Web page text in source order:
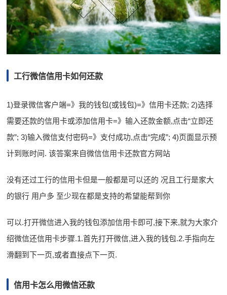
工行微信信用卡如何还款
1)登录微信客户端=》我的钱包(或钱包)=》信用卡还款; 2)选择
需要还款的信用卡或添加信用卡=》输入还款金额,点击“立即还
款”; 3)输入微信支付密码=》支付成功,点击“完成”; 4)页面显示预
计到账时间. 该答案来自微信信用卡还款官方网站
没有还过工行的信用卡但是一般都是可以还的 况且工行是家大
的银行 用户多 至少现在都是支持的希望能帮到你
可以.打开微信进入我的钱包添加信用卡即可,接下来,就为大家介
绍微信还信用卡步骤.1.首先打开微信,进入我的钱包.2.手指向左
滑翻到下一页,或者直接点下一页.
信用卡怎么用微信还款